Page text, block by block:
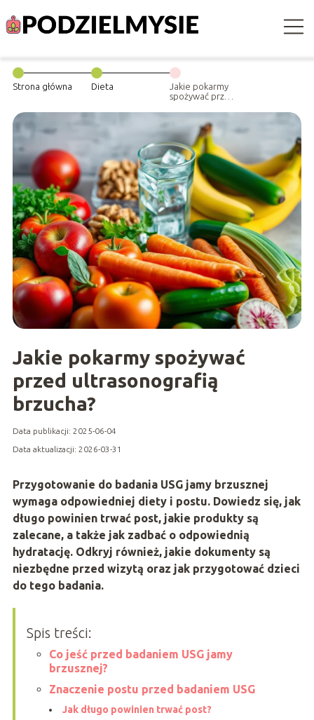
Strona główna Dieta
Jakie pokarmy
spożywać przed
Jakie pokarmy spożywać
przed ultrasonografią
brzucha?
Data publikacji: 2025-06-04
Data aktualizacji: 2026-03-31
Przygotowanie do badania USG jamy brzusznej
wymaga odpowiedniej diety i postu. Dowiedz się, jak
długo powinien trwać post, jakie produkty są
zalecane, a także jak zadbać o odpowiednią
hydratację. Odkryj również, jakie dokumenty są
niezbędne przed wizytą oraz jak przygotować dzieci
do tego badania.
Spis treści:
Co jeść przed badaniem USG jamy
brzusznej?
Znaczenie postu przed badaniem USG
Jak długo powinien trwać post?